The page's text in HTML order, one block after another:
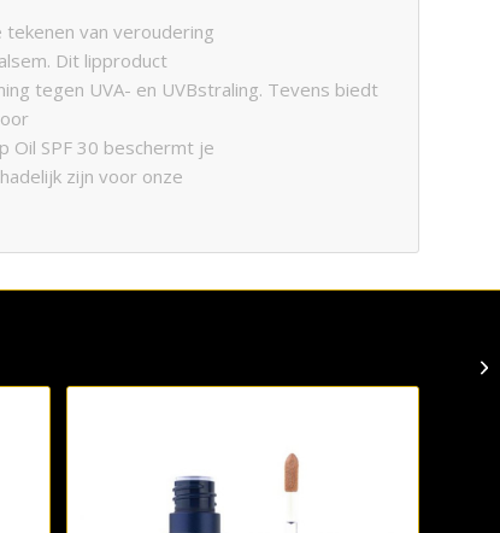
van veroudering
Dit lipproduct
tegen UVA- en UVBstraling. Tevens biedt
Oil SPF 30 beschermt je
zijn voor onze